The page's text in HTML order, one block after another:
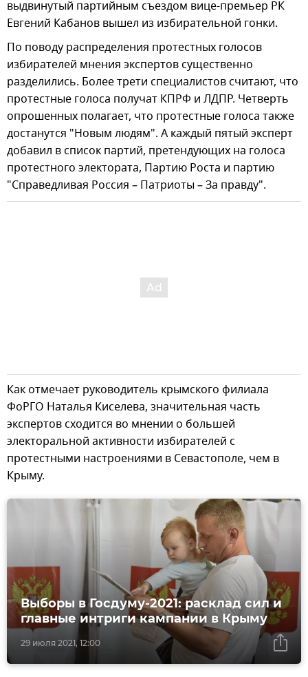
выдвинутый партийным съездом вице-премьер РК
Евгений Кабанов вышел из избирательной гонки.
По поводу распределения протестных голосов
избирателей мнения экспертов существенно
разделились. Более трети специалистов считают, что
протестные голоса получат КПРФ и ЛДПР. Четверть
опрошенных полагает, что протестные голоса также
достанутся "Новым людям". А каждый пятый эксперт
добавил в список партий, претендующих на голоса
протестного электората, Партию Роста и партию
"Справедливая Россия – Патриоты – За правду".
Как отмечает руководитель крымского филиала
ФоРГО Наталья Киселева, значительная часть
экспертов сходится во мнении о большей
электоральной активности избирателей с
протестными настроениями в Севастополе, чем в
Крыму.
29 июля 2021, 12:00
Выборы в Госдуму-2021: расклад сил и
главные интриги кампании в Крыму